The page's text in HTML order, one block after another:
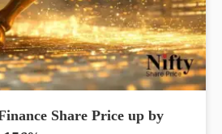
Share Price up by